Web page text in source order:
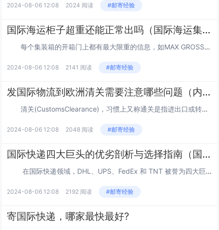
2024-08-06 12:08 2024 阅读 #邮寄经验
国际海运柜子超重还能正常出吗（国际海运集装箱超重怎么办）
每个集装箱的开箱门上都有最大限重的信息，如MAX GROSS :30480KGS。意思就是说你的箱子连箱带货不能超过这个重量。皮重--20GP:为2200KGS,40为:3.720-4200KGS，个别有的HQ会有 MAX GROSS:...
2024-08-06 12:08 2141 阅读 #邮寄经验
发国际物流到欧洲清关需要注意哪些问题（内附欧洲清关注意事项）
清关(CustomsClearance)，习惯上又称通关是指进出口或转运货物出入一国关境时，依照各项法律法规和规定应当履行的手续。 清关只有在履行各项义务，办理海关申报、查验、征税、放行等手续后，货物才能放行，货主或申报人才能提货...
2024-08-06 12:08 2048 阅读 #邮寄经验
国际快递四大巨头的优劣剖析与选择指南（国际快递巨头对比）
在国际快递领域，DHL、UPS、FedEx 和 TNT 被誉为四大巨头，它们各自具有独特的特点和优势，同时也存在一定的局限性。 首先来看 FedEx，其在东南亚地区展现出价格和速...
2024-08-06 12:08 2192 阅读 #邮寄经验
寄国际快递，哪家最快最好?